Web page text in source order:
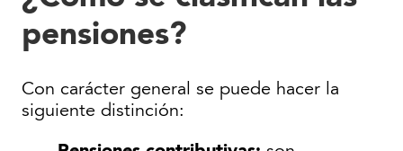
pensiones?
Con carácter general se puede hacer la
siguiente distinción: